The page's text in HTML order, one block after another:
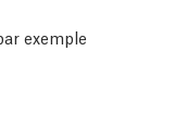
exemple